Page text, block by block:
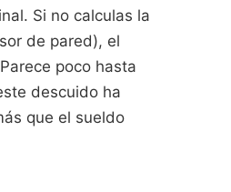
Si no calculas la
de pared), el
poco hasta
descuido ha
que el sueldo